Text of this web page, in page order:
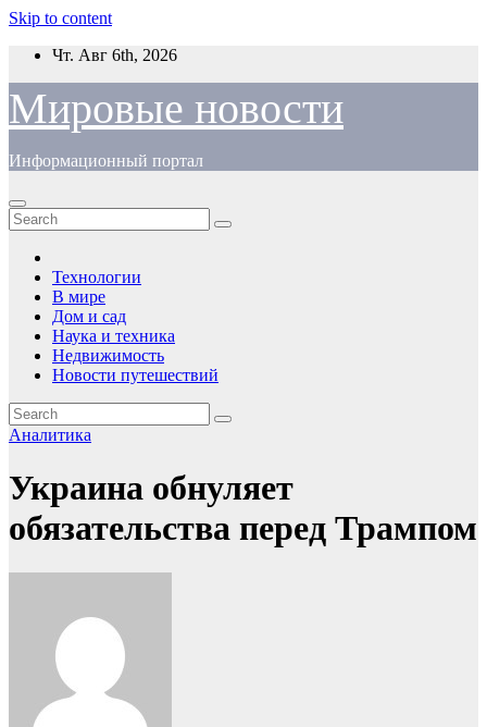
Skip to content
Чт. Авг 6th, 2026
Мировые новости
Информационный портал
Технологии
В мире
Дом и сад
Наука и техника
Недвижимость
Новости путешествий
Аналитика
Украина обнуляет
обязательства перед Трампом